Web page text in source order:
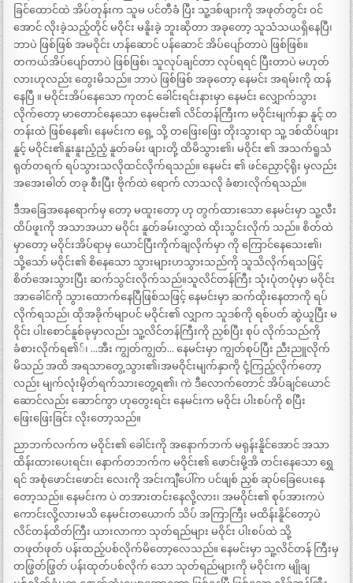
ခြင်ထောင်ထဲ အိပ်တုန်းက သူမ ပင်တီခံ ပြီး သူ့ဒစ်ဖျားကို အဖုတ်တွင်း ဝင်
အောင် လိုးခဲ့သည့်တိုင် မဝိုင်း မနိူးခဲ့ ဘူးဆိုတာ အခုတော့ သူသံသယရှိနေပြီ၊
ဘာပဲ ဖြစ်ဖြစ် အမဝိုင်း ဟန်ဆောင် ပန်ဆောင် အိပ်ပျော်တာပဲ ဖြစ်ဖြစ်။
တကယ်အိပ်ပျော်တာပဲ ဖြစ်ဖြစ်၊ သူလုပ်ချင်တာ လုပ်ရရင် ပြီးတာပဲ မဟုတ်
လားဟုလည်း တွေးမိသည်။ ဘာပဲ ဖြစ်ဖြစ် အခုတော့ နေမင်း အရမ်းကို ထန်
နေပြီ ။ မဝိုင်းအိပ်နေသော ကုတင် ခေါင်းရင်းနားမှာ နေမင်း လျှောက်သွား
လိုက်တော့ မာတောင်နေသော နေမင်း၏ လိင်တန်ကြီးက မဝိုင်းမျက်နှာ နူင့် တ
တန်းထဲ ဖြစ်နေ၏၊ နေမင်းက ရှေ့ သို့ တဖြေးဖြေး တိုးသွားရာ သူ့ ဒစ်ထိပ်ဖျား
နူင့် မဝိုင်း၏နူးနူးညံ့ညံ့ နူတ်ခမ်း ဖျားတို့ ထိမိသွား၏၊ မဝိုင်း ၏ အသက်ရူသံ
ရုတ်တရက် ရပ်သွားသလိုထင်လိုက်ရသည်။ နေမင်း ၏ ဖင်ညှောင့်ရိုး မှလည်း
အအေးဓါတ် တခု စီးပြီး ဗိုက်ထဲ ရောက် လာသလို ခံစားလိုက်ရသည်။
ဒီအခြေအနေရောက်မှ တော့ မထူးတော့ ဟု တွက်ထားသော နေမင်းမှာ သူ့လီး
ထိပ်ဖူးကို အသာအယာ မဝိုင်း နူတ်ခမ်းလွှာထဲ ထိုးသွင်းလိုက် သည်။ စိတ်ထဲ
မှာတော့ မဝိုင်းအိပ်ရာမှ ယောင်ပြီးကိုက်ချလိုက်မှာ ကို ကြောင်နေသေး၏၊
သို့သော် မဝိုင်း၏ စိနေသော သွားများဟသွားသည်ကို သူသိလိုက်ရသဖြင့်
စိတ်အေးသွားပြီး ဆက်သွင်းလိုက်သည်။သူလိင်တန်ကြီး သုံးပုံတပုံမှာ မဝိုင်း
အာခေါင်ကို သွားထောက်နေပြီဖြစ်သဖြင့် နေမင်းမှာ ဆက်ထိုးနေတာကို ရပ်
လိုက်ရသည်၊ ထိုအခိုက်မျာပင် မဝိုင်း၏ လျှာက သူဒစ်ကို ရစ်ပတ် ဆွဲယူပြီး မ
ဝိုင်း ပါးစောင်နူစ်ခုမှာလည်း သူ့လိင်တန်ကြီးကို ညှစ်ပြီး စုပ် လိုက်သည်ကို
ခံစားလိုက်ရ၏်၊ …အီး ကျွတ်ကျွတ်… နေမင်းမှာ ကျွတ်စုပ်ပြီး ညီးညူလိုက်
မိသည် အထိ အရသာတွေ့သွား၏၊အမဝိုင်းမျက်နှာကို ငုံ့ကြည့်လိုက်တော့
လည်း မျက်လုံးမှိတ်ရက်သားတွေ့ရ၏၊ ကဲ ဒီလောက်တောင် အိပ်ချင်ယောင်
ဆောင်လည်း ဆောင်ကွာ ဟုတွေးရင်း နေမင်းက မဝိုင်း ပါးစပ်ကို စပြီး
ဖြေးဖြေးခြင်း လိုးတော့သည်။
ညာဘက်လက်က မဝိုင်း၏ ခေါင်းကို အနောက်ဘက် မရုန်းနိူင်အောင် အသာ
ထိန်းထားပေးရင်း၊ နောက်တဘက်က မဝိုင်း၏ ဖောင်းမို့အိ တင်းနေသော ရွှေ
ရင် အစုံဖောင်းဖောင်း လေးကို အင်းကျီပေါ်က ပင်ဖျစ် ညှစ် ဆုပ်ခြေပေးနေ
တော့သည်။ နေမင်းက ပဲ တအားတင်းနေလို့လား၊ အမဝိုင်း၏ စုပ်အားကပဲ
ကောင်းလို့လားမသိ နေမင်းတယောက် သိပ် အကြာကြီး မထိန်းနိူင်တော့ပဲ
လိင်တန်ထိတ်ကြီး ယားလာကာ သုတ်ရည်များ မဝိုင်း ပါးစပ်ထဲ သို့
တဖုတ်ဖုတ် ပန်းထည့်ပစ်လိုက်မိတော့လေသည်။ နေမင်းမှာ သူ့လိင်တန် ကြီးမှ
တဖြွတ်ဖြွတ် ပန်းထုတ်ပစ်လိုက် သော သုတ်ရည်များကို မဝိုင်းက မျိုချ